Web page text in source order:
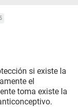
si existe la
el
toma existe la